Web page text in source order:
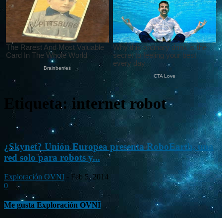
Etiqueta: internet robot
¿Skynet? Unión Europea presenta RoboEarth, una
red solo para robots y...
Exploración OVNI - Feb 5, 2014
0
Me gusta Exploración OVNI